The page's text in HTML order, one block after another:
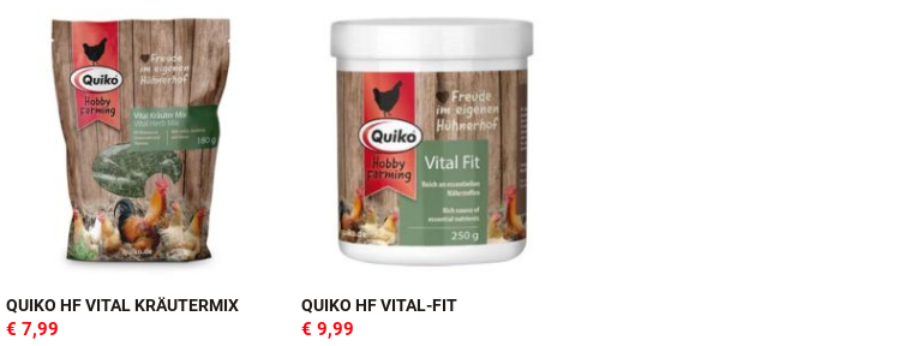
QUIKO HF VITAL KRÄUTERMIX
€ 7,99
QUIKO HF VITAL-FIT
€ 9,99